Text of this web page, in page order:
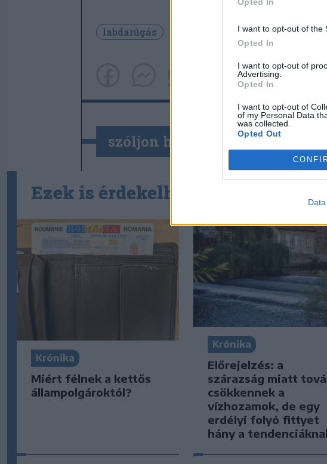
I want to opt-out of the
Opted In
I want to opt-out of
Advertising.
Opted In
I want to opt-out of
of my Personal Data
was collected.
Opted Out
labdarúgás világbajnokság
szóljon hozzá!
Ezek is érdekelhetik
Krónika
Miért félnek a kettős
állampolgároktól?
Krónika
Előrejelzés: a
szárazság miatt
csökkennek a
vízhozamok, de egy
erdélyi folyó fittyet
hány a